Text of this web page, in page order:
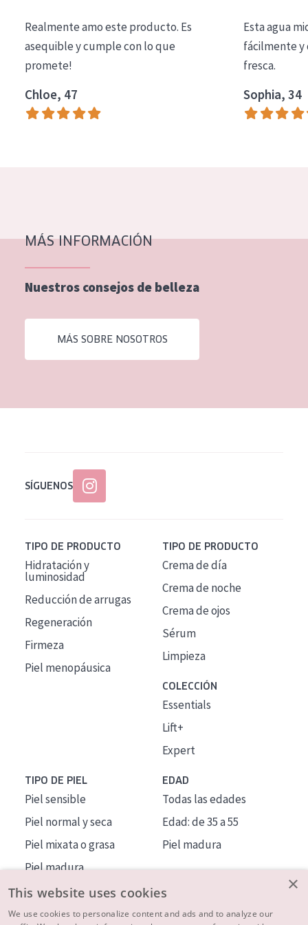
Essentials
Lift+
Expert
Piel madura
Piel menopáusica
EDAD
Realmente amo este producto. Es
asequible y cumple con lo que
promete!
Chloe, 47
Esta agua
fácilmente y
fresca.
Sophia, 34
MÁS INFORMACIÓN
Nuestros consejos de belleza
MÁS SOBRE NOSOTROS
SÍGUENOS
TIPO DE PRODUCTO
Hidratación y
luminosidad
Reducción de arrugas
Regeneración
Firmeza
Piel menopáusica
TIPO DE PRODUCTO
Crema de día
Crema de noche
Crema de ojos
Sérum
Limpieza
COLECCIÓN
Essentials
Lift+
Expert
TIPO DE PIEL
Piel sensible
Piel normal y seca
Piel mixata o grasa
Piel madura
Piel expuesta al sol
Piel menopáusica
EDAD
Todas las edades
Edad: de 35 a 55
Piel madura
×
This website uses cookies
We use cookies to personalize content and ads and to analyze our